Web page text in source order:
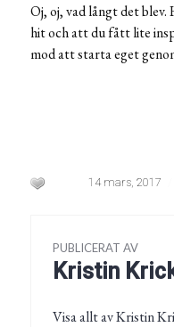
Oj, oj, vad långt det blev.
hit och att du fått lite
mod att starta eget
14 mars, 2017
PUBLICERAT AV
Kristin
Visa allt av Kristin